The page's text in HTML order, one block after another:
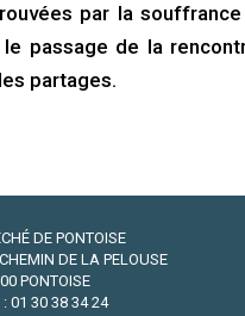
par la
passage de la
partages.
DE PONTOISE
DE LA PELOUSE
PONTOISE
: 01 30 38 34 24